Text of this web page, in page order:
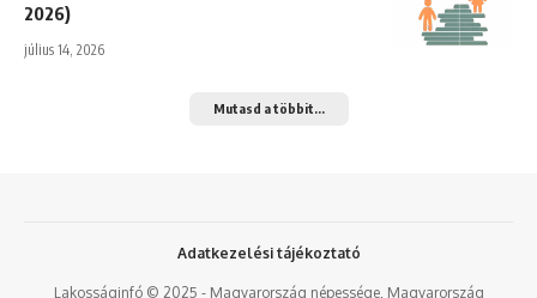
2026)
július 14, 2026
Mutasd a többit...
Lakosságinfó © 2025 - Magyarország népessége, Magyarország
Adatkezelési tájékoztató